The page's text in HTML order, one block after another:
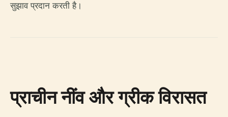
सुझाव प्रदान करती है।
प्राचीन नींव और ग्रीक विरासत